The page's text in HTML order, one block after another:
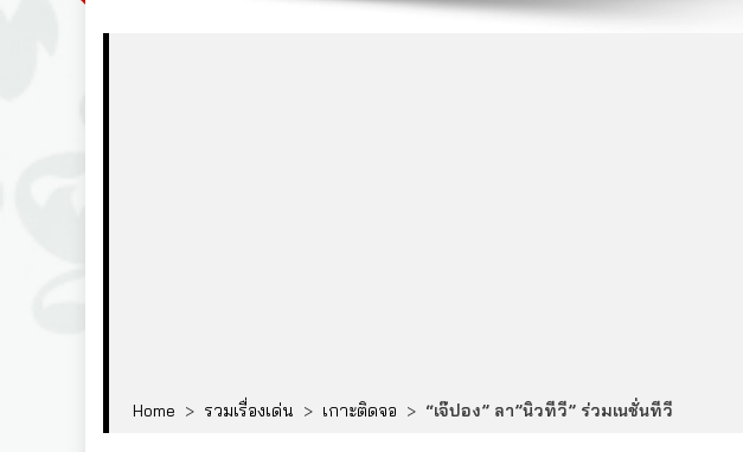
Home > รวมเรื่องเด่น > เกาะติดจอ > “เจ๊ปอง” ลา”นิวทีวี” ร่วมเนชั่นทีวี